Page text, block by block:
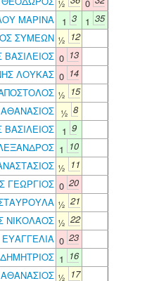
½ 0
ΜΑΡΙΝΑ 1 3 1 35
ΣΥΜΕΩΝ ½ 12
0 13
ΛΟΥΚΑΣ 0 14
½ 15
½ 8
1 9
1 10
½ 11
ΓΕΩΡΓΙΟΣ 0 20
½ 21
ΝΙΚΟΛΑΟΣ ½ 22
0 23
1 16
½ 17